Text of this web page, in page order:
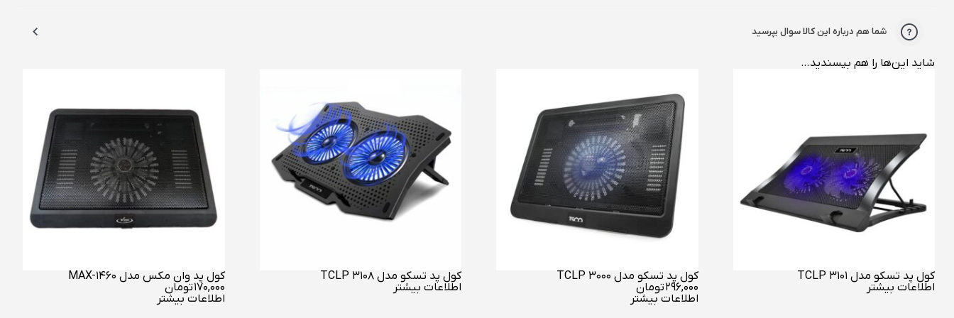
شما هم درباره این کالا سوال بپرسید
شاید این‌ها را هم بپسندید…
کول پد تسکو مدل TCLP 3101
اطلاعات بیشتر
کول پد تسکو مدل TCLP 3000
۲۹۶,۰۰۰تومان
اطلاعات بیشتر
کول پد تسکو مدل 3108 TCLP
اطلاعات بیشتر
کول پد وان مکس مدل MAX-1460
۱۷۰,۰۰۰تومان
اطلاعات بیشتر